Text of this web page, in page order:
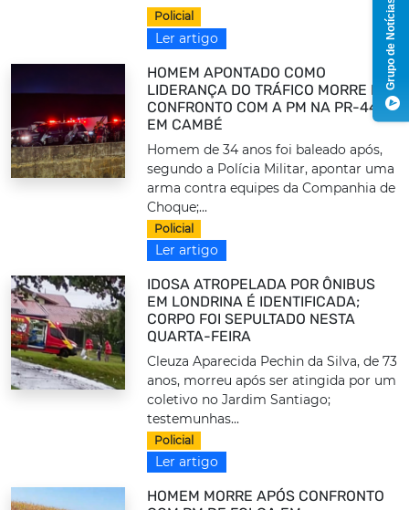
Policial
Ler artigo
HOMEM APONTADO COMO
LIDERANÇA DO TRÁFICO MORRE EM
CONFRONTO COM A PM NA PR-445,
EM CAMBÉ
Homem de 34 anos foi baleado após,
segundo a Polícia Militar, apontar uma
arma contra equipes da Companhia de
Choque;...
Policial
Ler artigo
IDOSA ATROPELADA POR ÔNIBUS
EM LONDRINA É IDENTIFICADA;
CORPO FOI SEPULTADO NESTA
QUARTA-FEIRA
Cleuza Aparecida Pechin da Silva, de 73
anos, morreu após ser atingida por um
coletivo no Jardim Santiago;
testemunhas...
Policial
Ler artigo
HOMEM MORRE APÓS CONFRONTO
Grupo de Notícias